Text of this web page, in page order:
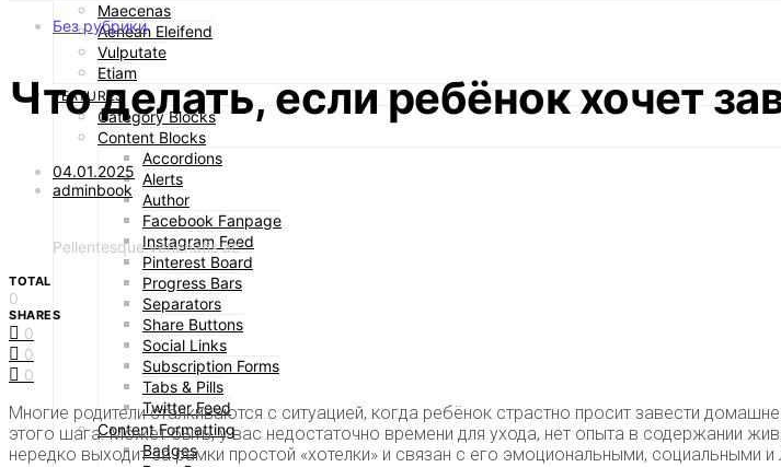
Maecenas
Aenean Eleifend
Vulputate
Etiam
FEATURES
Category Blocks
Content Blocks
Accordions
Alerts
Author
Facebook Fanpage
Instagram Feed
Pinterest Board
Progress Bars
Separators
Share Buttons
Social Links
Subscription Forms
Tabs & Pills
Twitter Feed
Content Formatting
Badges
Без рубрики
Что делать, если ребёнок хочет
04.01.2025
adminbook
Pellentesque venenatis ac
TOTAL
0
SHARES
0
0
0
Многие родители сталкиваются с ситуацией, когда ребёнок страстно просит завести
этого шага. Может быть, у вас недостаточно времени для ухода, нет опыта в содержании
нередко выходит за рамки простой «хотелки» и связан с его эмоциональными,